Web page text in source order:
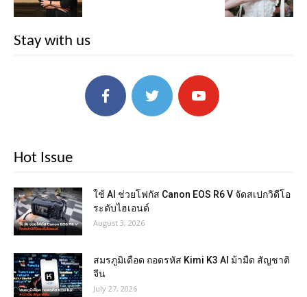
Stay with us
Hot Issue
ใช้ AI ช่วยโฟกัส Canon EOS R6 V จัดสเปกวิดีโอ
ระดับไฮเอนด์
August 3, 2026
สมรภูมิเดือด ถอดรหัส Kimi K3 AI ม้ามืด สัญชาติ
จีน
July 27, 2026